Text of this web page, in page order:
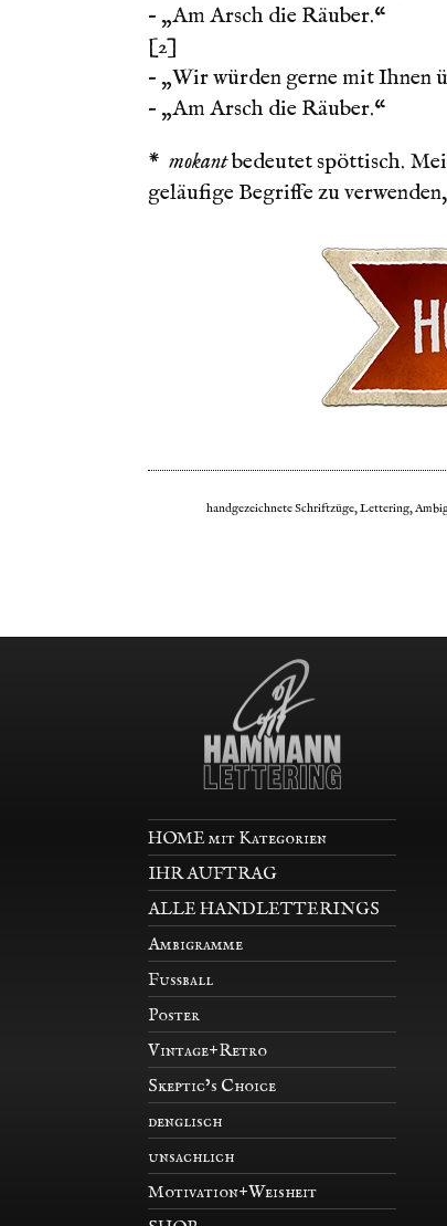
– „Am Arsch die Räuber.“
[2]
– „Wir würden gerne mit Ihnen
– „Am Arsch die Räuber.“
*mokantbedeutet spöttisch.
geläufige Begriffe zu
handgezeichnete Schriftzüge, Lettering,
HOME mit Kategorien
IHR AUFTRAG
ALLE HANDLETTERINGS
Ambigramme
Fußball
Poster
Vintage+Retro
Skeptic’s Choice
denglisch
unsachlich
Motivation+Weisheit